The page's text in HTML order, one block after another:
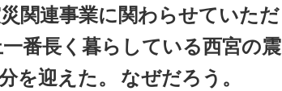
関連事業に関わらせていただ
番長く暮らしている西宮の震
を迎えた。
なぜだろう。